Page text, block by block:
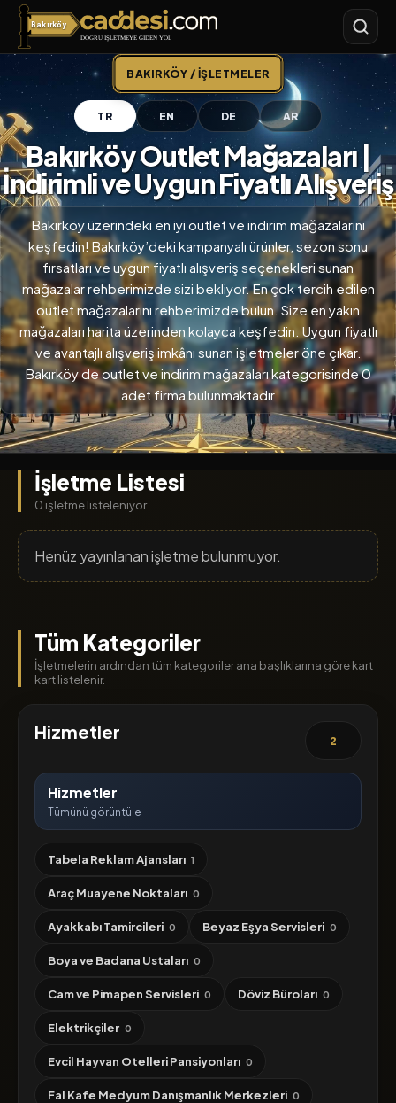
Bakırköy
Bakırköy
BAKIRKÖY / İŞLETMELER
TR EN DE AR
Bakırköy Outlet Mağazaları |
İndirimli ve Uygun Fiyatlı Alışveriş
Bakırköy üzerindeki en iyi outlet ve indirim mağazalarını
keşfedin! Bakırköy’deki kampanyalı ürünler, sezon sonu
fırsatları ve uygun fiyatlı alışveriş seçenekleri sunan
mağazalar rehberimizde sizi bekliyor. En çok tercih edilen
outlet mağazalarını rehberimizde bulun. Size en yakın
mağazaları harita üzerinden kolayca keşfedin. Uygun fiyatlı
ve avantajlı alışveriş imkânı sunan işletmeler öne çıkar.
Bakırköy de outlet ve indirim mağazaları kategorisinde 0
adet firma bulunmaktadır
İşletme Listesi
0 işletme listeleniyor.
Henüz yayınlanan işletme bulunmuyor.
Tüm Kategoriler
İşletmelerin ardından tüm kategoriler ana başlıklarına göre kart
kart listelenir.
Hizmetler 2
Hizmetler
Tümünü görüntüle
Tabela Reklam Ajansları 1
Araç Muayene Noktaları 0
Ayakkabı Tamircileri 0 Beyaz Eşya Servisleri 0
Boya ve Badana Ustaları 0
Cam ve Pimapen Servisleri 0 Döviz Büroları 0
Elektrikçiler 0
Evcil Hayvan Otelleri Pansiyonları 0
Fal Kafe Medyum Danışmanlık Merkezleri 0